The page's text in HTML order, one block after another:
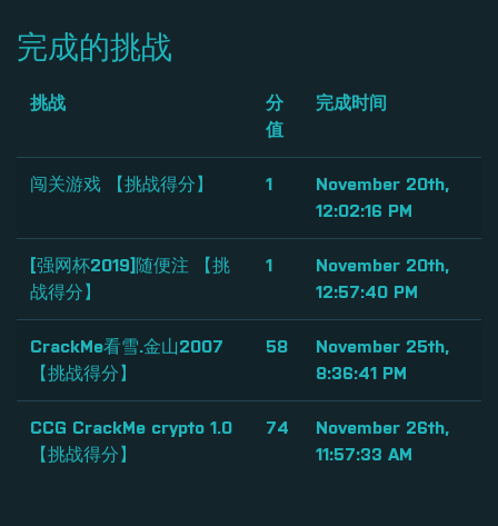
完成的挑战
挑战
分
值
完成时间
闯关游戏 【挑战得分】 1
November 20th,
12:02:16 PM
[强网杯2019]随便注 【挑
战得分】
1
November 20th,
12:57:40 PM
CrackMe看雪.金山2007
【挑战得分】
58
November 25th,
8:36:41 PM
CCG CrackMe crypto 1.0
【挑战得分】
74
November 26th,
11:57:33 AM